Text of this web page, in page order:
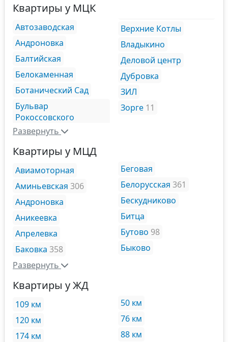
Квартиры у МЦК
Автозаводская
Андроновка
Балтийская
Белокаменная
Ботанический Сад
Бульвар
Рокоссовского
Верхние Котлы
Владыкино
Деловой центр
Дубровка
ЗИЛ
Зорге 11
Развернуть
Квартиры у МЦД
Авиамоторная
Аминьевская 306
Андроновка
Аникеевка
Апрелевка
Баковка 358
Беговая
Белорусская 361
Бескудниково
Битца
Бутово 98
Быково
Развернуть
Квартиры у ЖД
109 км
120 км
174 км
50 км
76 км
88 км